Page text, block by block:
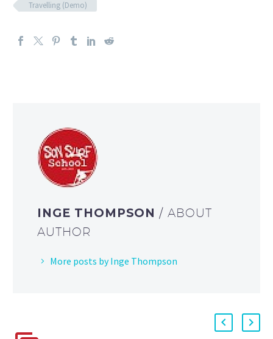
Travelling (Demo)
INGE THOMPSON/ ABOUT
AUTHOR
More posts by Inge Thompson